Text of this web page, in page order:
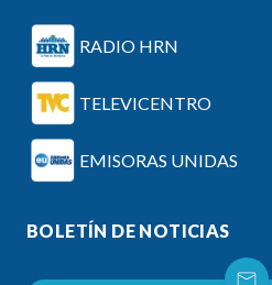
RADIO HRN
TELEVICENTRO
EMISORAS UNIDAS
BOLETÍN DE NOTICIAS